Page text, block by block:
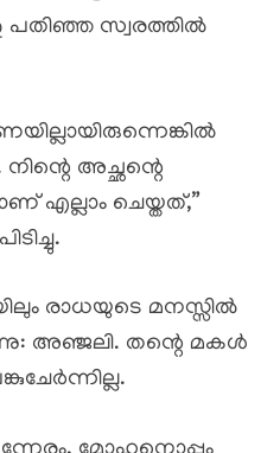
പതിഞ്ഞ സ്വരത്തിൽ
അച്ഛന്റെ
എല്ലാം ചെയ്തത്,”
രാധയുടെ മനസ്സിൽ
അഞ്ജലി. തന്റെ മകൾ